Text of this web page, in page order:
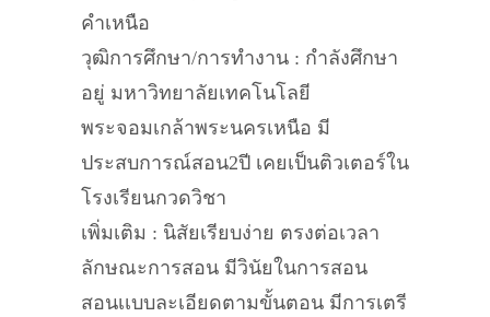
คำเหนือ
วุฒิการศึกษา/การทำงาน : กำลังศึกษา
อยู่ มหาวิทยาลัยเทคโนโลยี
พระจอมเกล้าพระนครเหนือ มี
ประสบการณ์สอน2ปี เคยเป็นติวเตอร์ใน
โรงเรียนกวดวิชา
เพิ่มเติม : นิสัยเรียบง่าย ตรงต่อเวลา
ลักษณะการสอน มีวินัยในการสอน
สอนเเบบละเอียดตามขั้นตอน มีการเตรี